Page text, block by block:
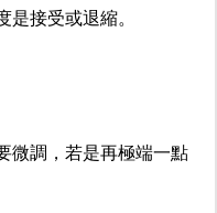
是接受或退縮。
微調，若是再極端一點